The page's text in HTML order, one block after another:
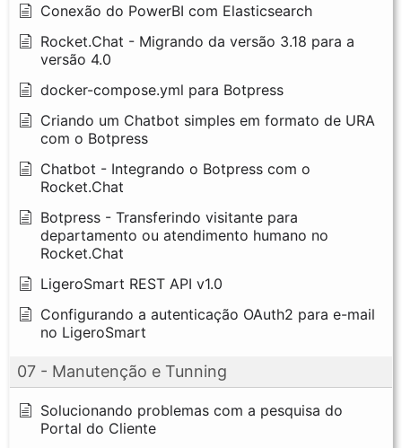
Conexão do PowerBI com Elasticsearch
Rocket.Chat - Migrando da versão 3.18 para a
versão 4.0
docker-compose.yml para Botpress
Criando um Chatbot simples em formato de URA
com o Botpress
Chatbot - Integrando o Botpress com o
Rocket.Chat
Botpress - Transferindo visitante para
departamento ou atendimento humano no
Rocket.Chat
LigeroSmart REST API v1.0
Configurando a autenticação OAuth2 para e-mail
no LigeroSmart
07 - Manutenção e Tunning
Solucionando problemas com a pesquisa do
Portal do Cliente